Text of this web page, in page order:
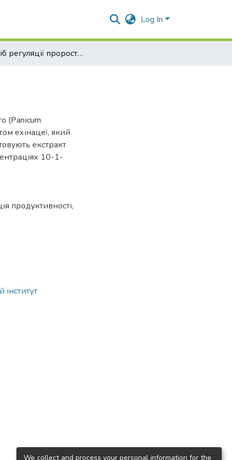
Log In
Спосіб регуляції проростання насіння проса
(Раnісum
ехінацеї, який
екстракт
10-1-
продуктивності,
інститут
We collect and process your personal information for the